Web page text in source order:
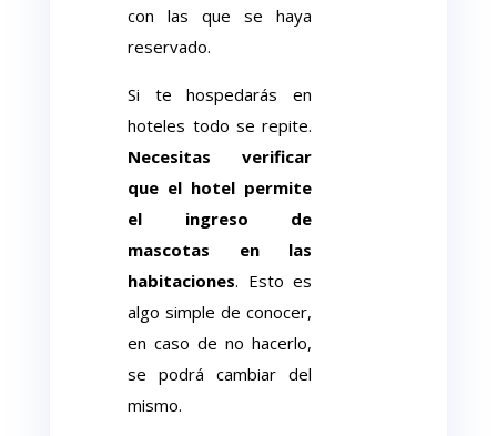
con las que se haya
reservado.
Si te hospedarás en
hoteles todo se repite.
Necesitas verificar
que el hotel permite
el ingreso de
mascotas en las
habitaciones. Esto es
algo simple de conocer,
en caso de no hacerlo,
se podrá cambiar del
mismo.